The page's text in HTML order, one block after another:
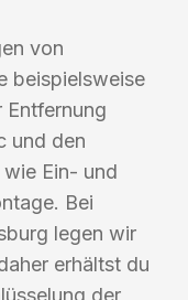
von
beispielsweise
Entfernung
und den
Ein- und
Bei
legen wir
erhältst du
der